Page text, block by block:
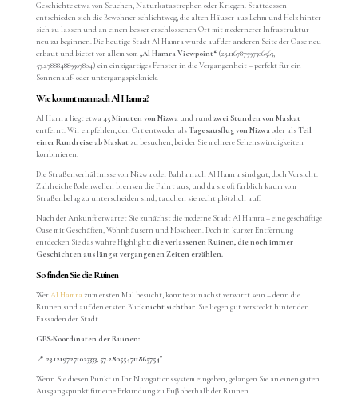
Geschichte etwa von Seuchen, Naturkatastrophen oder Kriegen. Stattdessen
entschieden sich die Bewohner schlichtweg, die alten Häuser aus Lehm und Holz hinter
sich zu lassen und an einem besser erschlossenen Ort mit modernerer Infrastruktur
neu zu beginnen. Die heutige Stadt Al Hamra wurde auf der anderen Seite der Oase neu
erbaut und bietet vor allem vom „Al Hamra Viewpoint“(23.116787997306563,
57.278884889307804) ein einzigartiges Fenster in die Vergangenheit – perfekt für ein
Sonnenauf- oder untergangspicknick.
Wie kommt man nach Al Hamra?
Al Hamra liegt etwa45 Minuten von Nizwaund rundzwei Stunden von Maskat
entfernt. Wir empfehlen, den Ort entweder alsTagesausflug von Nizwaoder alsTeil
einer Rundreise ab Maskat zu besuchen, bei der Sie mehrere Sehenswürdigkeiten
kombinieren.
Die Straßenverhältnisse von Nizwa oder Bahla nach Al Hamra sind gut, doch Vorsicht:
Zahlreiche Bodenwellen bremsen die Fahrt aus, und da sie oft farblich kaum vom
Straßenbelag zu unterscheiden sind, tauchen sie recht plötzlich auf.
Nach der Ankunft erwartet Sie zunächst die moderne Stadt Al Hamra – eine geschäftige
Oase mit Geschäften, Wohnhäusern und Moscheen. Doch in kurzer Entfernung
entdecken Sie das wahre Highlight: die verlassenen Ruinen, die noch immer
Geschichten aus längst vergangenen Zeiten erzählen.
So finden Sie die Ruinen
WerAl Hamrazum ersten Mal besucht, könnte zunächst verwirrt sein – denn die
Ruinen sind auf den ersten Blicknicht sichtbar. Sie liegen gut versteckt hinter den
Fassaden der Stadt.
GPS-Koordinaten der Ruinen:
📍 23.12197271023333, 57.280554711865754”
Wenn Sie diesen Punkt in Ihr Navigationssystem eingeben, gelangen Sie an einen guten
Ausgangspunkt für eine Erkundung zu Fuβ oberhalb der Ruinen.